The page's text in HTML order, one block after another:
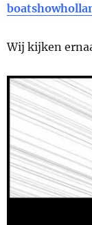
Wij kijken